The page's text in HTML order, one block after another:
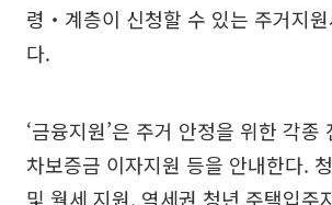
령‧계층이 신청할 수 있는 주거지
다.
‘금융지원’은 주거 안정을 위한 각종
차보증금 이자지원 등을 안내한다.
및 월세 지원, 역세권 청년 주택입주